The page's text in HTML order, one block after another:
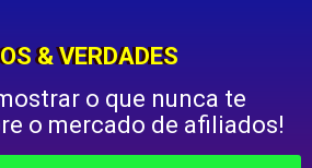
& VERDADES
o que nunca te
o mercado de afiliados!